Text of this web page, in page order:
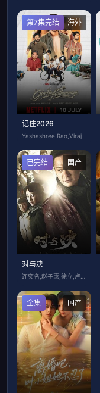
海外
第7集完结
记住2026
Yashashree Rao,Viraj
国产
已完结
对与决
国产
全集